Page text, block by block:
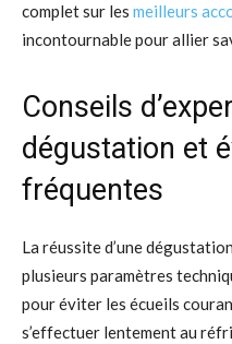
complet sur les meilleurs
incontournable pour allier
Conseils
dégustation et
fréquentes
La réussite d’une
plusieurs paramètres
pour éviter les écueils
s’effectuer lentement au